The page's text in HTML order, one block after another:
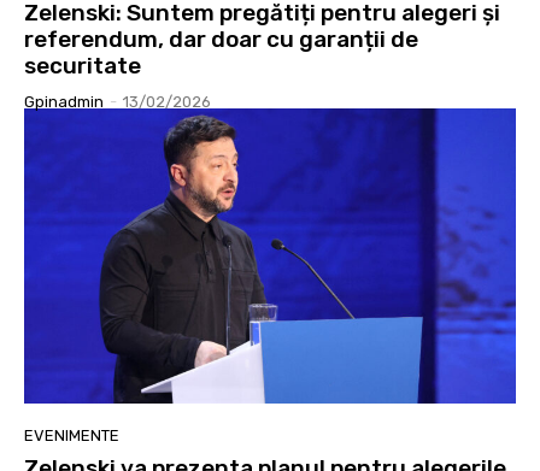
Zelenski: Suntem pregătiți pentru alegeri și
referendum, dar doar cu garanții de
securitate
Gpinadmin - 13/02/2026
EVENIMENTE